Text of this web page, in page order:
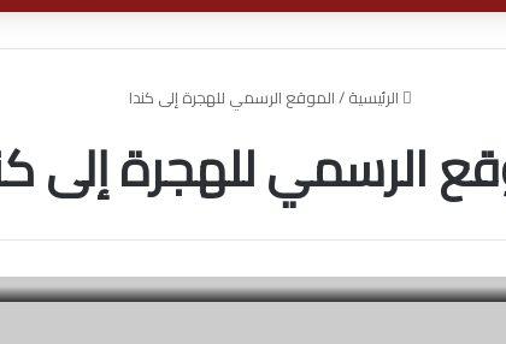
الرئيسية/الموقع الرسمي للهجرة إلى كندا
الرسمي للهجرة إلى